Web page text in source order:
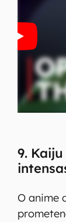
9.
O anime